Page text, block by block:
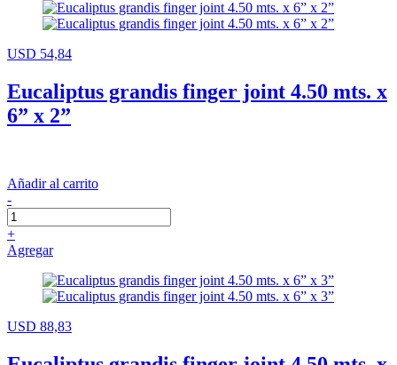
USD 54,84
Eucaliptus grandis finger joint 4.50 mts. x
6” x 2”
Añadir al carrito
-
+
Agregar
USD 88,83